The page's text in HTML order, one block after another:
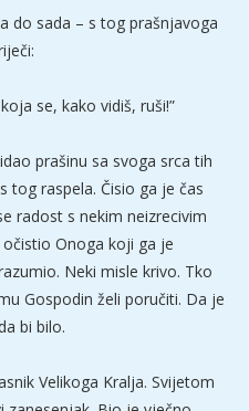
do sada – s tog prašnjavoga
se, kako vidiš, ruši!”
prašinu sa svoga srca tih
tog raspela. Čisio ga je čas
radost s nekim neizrecivim
Onoga koji ga je
Neki misle krivo. Tko
Gospodin želi poručiti. Da je
bi bilo.
Velikoga Kralja. Svijetom